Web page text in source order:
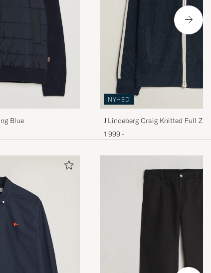
Blue
NYHED
J.Lindeberg Craig Knitted Full Zip
1 999,-